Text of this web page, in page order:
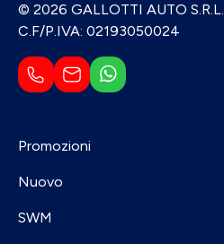
© 2026 GALLOTTI AUTO S.R.L.
C.F/P.IVA: 02193050024
Promozioni
Nuovo
SWM